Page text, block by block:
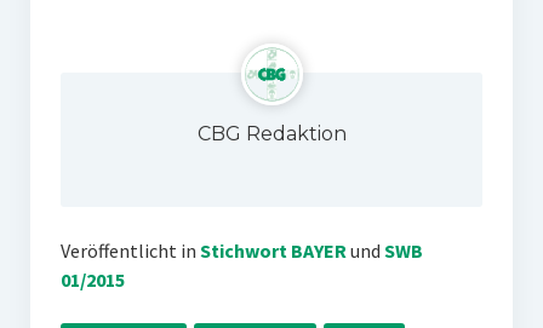
CBG Redaktion
Veröffentlicht in Stichwort BAYERund SWB
01/2015